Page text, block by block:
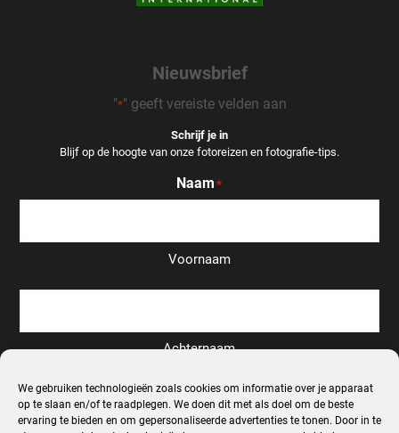
We gebruiken technologieën zoals cookies om informatie over je apparaat
op te slaan en/of te raadplegen. We doen dit met als doel om de beste
ervaring te bieden en om gepersonaliseerde advertenties te tonen. Door in te
Nieuwsbrief
"*" geeft vereiste velden aan
Schrijf je in
Blijf op de hoogte van onze fotoreizen en fotografie-tips.
Naam *
Voornaam
Achternaam
Email *